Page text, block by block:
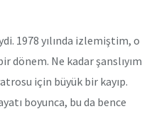
1978 yılında izlemiştim, o
dönem. Ne kadar şanslıyım
için büyük bir kayıp.
boyunca, bu da bence